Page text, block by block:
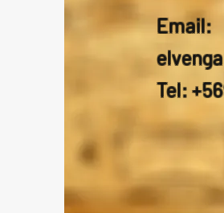
Email:
Tel: